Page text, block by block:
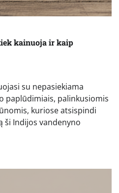
kainuoja ir kaip
su nepasiekiama
paplūdimiais, palinkusiomis
kuriose atsispindi
ši Indijos vandenyno